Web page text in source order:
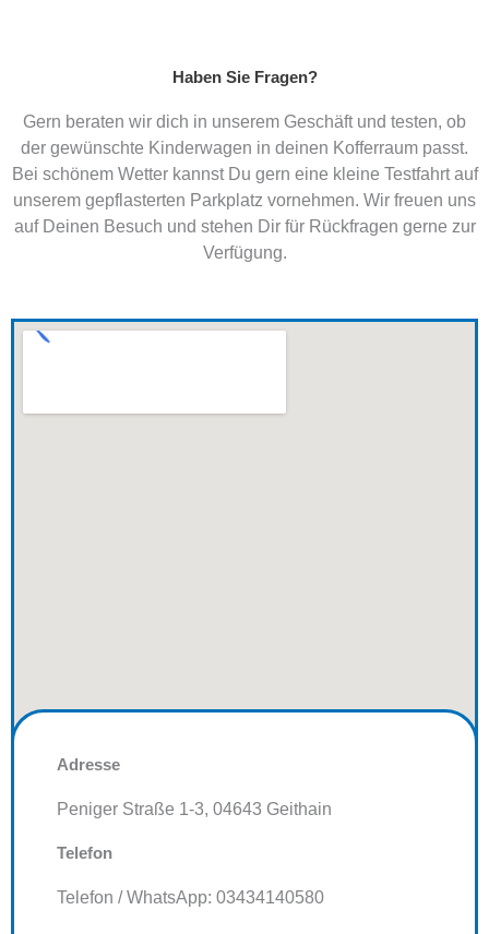
Haben Sie Fragen?
Gern beraten wir dich in unserem Geschäft und testen, ob
der gewünschte Kinderwagen in deinen Kofferraum passt.
Bei schönem Wetter kannst Du gern eine kleine Testfahrt auf
unserem gepflasterten Parkplatz vornehmen. Wir freuen uns
auf Deinen Besuch und stehen Dir für Rückfragen gerne zur
Verfügung.
Adresse
Peniger Straße 1-3, 04643 Geithain
Telefon
Telefon / WhatsApp: 03434140580